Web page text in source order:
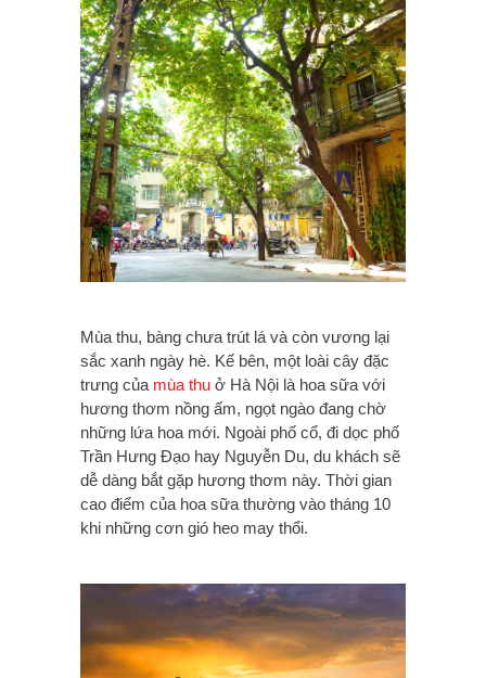
Mùa thu, bàng chưa trút lá và còn vương lại
sắc xanh ngày hè. Kế bên, một loài cây đặc
trưng của mùa thu ở Hà Nội là hoa sữa với
hương thơm nồng ấm, ngọt ngào đang chờ
những lứa hoa mới. Ngoài phố cổ, đi dọc phố
Trần Hưng Đạo hay Nguyễn Du, du khách sẽ
dễ dàng bắt gặp hương thơm này. Thời gian
cao điểm của hoa sữa thường vào tháng 10
khi những cơn gió heo may thổi.